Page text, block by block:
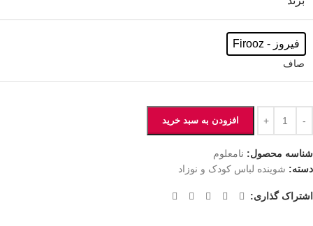
فیروز - Firooz
صاف
افزودن به سبد خرید
شناسه محصول: نامعلوم
دسته: شوینده لباس کودک و نوزاد
اشتراک گذاری: